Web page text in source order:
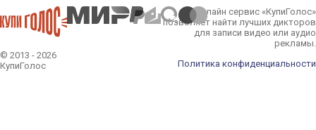
© 2013 - 2026
КупиГолос
Онлайн сервис «КупиГолос»
позволяет найти лучших дикторов
для записи видео или аудио
рекламы.
Политика конфиденциальности